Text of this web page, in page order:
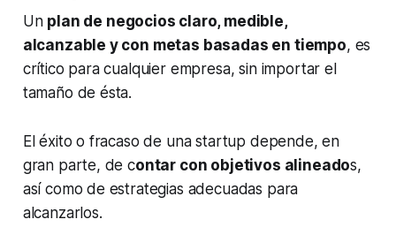
Un plan de negocios claro, medible,
alcanzable y con metas basadas en tiempo, es
crítico para cualquier empresa, sin importar el
tamaño de ésta.
El éxito o fracaso de una startup depende, en
gran parte, de contar con objetivos alineados,
así como de estrategias adecuadas para
alcanzarlos.